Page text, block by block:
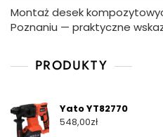
Montaż desek
Poznaniu — praktyczne
PRODUKTY
Yato YT82770
548,00zł